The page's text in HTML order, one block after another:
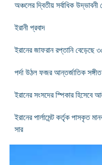
অঞ্চলের দ্বিতীয় সর্বাধিক উদ্ভাবনী
ইরানী প্রবাদ
ইরানের জাফরান রপ্তানি বেড়েছে
পর্দা উঠল ফজর আন্তর্জাতিক
ইরানের সংসদের স্পিকার হিসেবে
ইরানের পার্লামেন্ট কর্তৃক পাসকৃত
সার